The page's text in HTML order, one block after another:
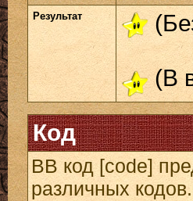
Результат
(В
Код
BB код [code]
различных